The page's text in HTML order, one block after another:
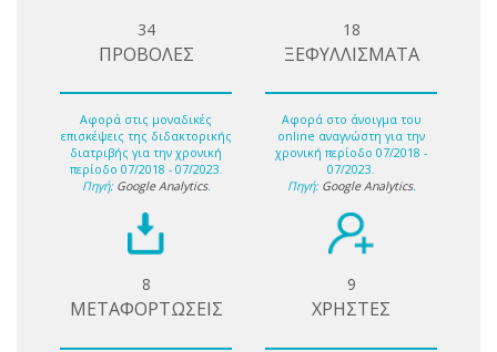
34
ΠΡΟΒΟΛΕΣ
Αφορά στις μοναδικές
επισκέψεις της διδακτορικής
διατριβής για την χρονική
περίοδο 07/2018 - 07/2023.
Πηγή: Google Analytics.
18
ΞΕΦΥΛΛΙΣΜΑΤΑ
Αφορά στο άνοιγμα του
online αναγνώστη για την
χρονική περίοδο 07/2018 -
07/2023.
Πηγή: Google Analytics.
8
ΜΕΤΑΦΟΡΤΩΣΕΙΣ
9
ΧΡΗΣΤΕΣ